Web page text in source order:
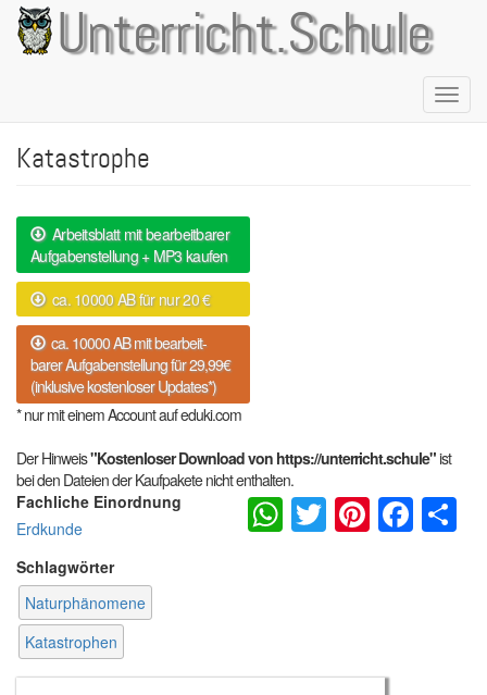
Direkt
zum
Inhalt
Unterricht.Schule
Katastrophe
Arbeitsblatt mit bearbeitbarer
Aufgabenstellung + MP3 kaufen
ca. 10000 AB für nur 20 €
ca. 10000 AB mit bearbeit-
barer Aufgabenstellung für 29,99€
(inklusive kostenloser Updates*)
* nur mit einem Account auf eduki.com
Der Hinweis"Kostenloser Download von https://unterricht.schule"ist
bei den Dateien der Kaufpakete nicht enthalten.
Fachliche Einordnung
Erdkunde
Schlagwörter
Naturphänomene
Katastrophen
WhatsApp
Twitter